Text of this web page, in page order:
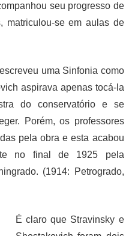
seu progresso de
matriculou-se em aulas de
uma Sinfonia como
aspirava apenas tocá-la
do conservatório e se
Porém, os professores
pela obra e esta acabou
no final de 1925 pela
(1914: Petrogrado,
É claro que Stravinsky e